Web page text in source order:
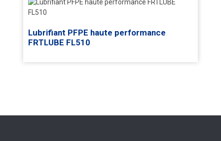
Lubrifiant PFPE haute performance
FRTLUBE FL510